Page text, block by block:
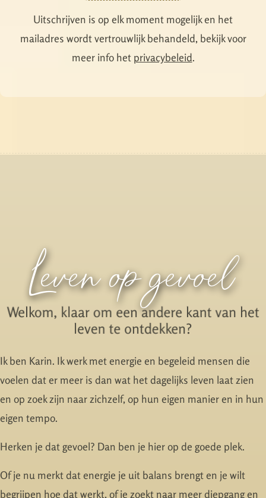
Uitschrijven is op elk moment mogelijk en het
mailadres wordt vertrouwlijk behandeld, bekijk voor
meer info het privacybeleid.
Leven op gevoel
Welkom, klaar om een andere kant van het
leven te ontdekken?
Ik ben Karin. Ik werk met energie en begeleid mensen die
voelen dat er meer is dan wat het dagelijks leven laat zien
en op zoek zijn naar zichzelf, op hun eigen manier en in hun
eigen tempo.
Herken je dat gevoel? Dan ben je hier op de goede plek.
Of je nu merkt dat energie je uit balans brengt en je wilt
begrijpen hoe dat werkt, of je zoekt naar meer diepgang en